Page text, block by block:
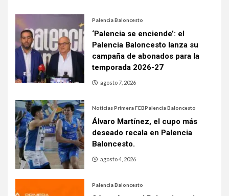
Palencia Baloncesto
‘Palencia se enciende’: el
Palencia Baloncesto lanza su
campaña de abonados para la
temporada 2026-27
agosto 7, 2026
Noticias Primera FEBPalencia Baloncesto
Álvaro Martínez, el cupo más
deseado recala en Palencia
Baloncesto.
agosto 4, 2026
Palencia Baloncesto